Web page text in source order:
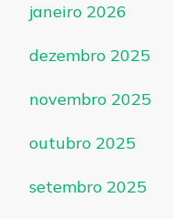
janeiro 2026
dezembro 2025
novembro 2025
outubro 2025
setembro 2025